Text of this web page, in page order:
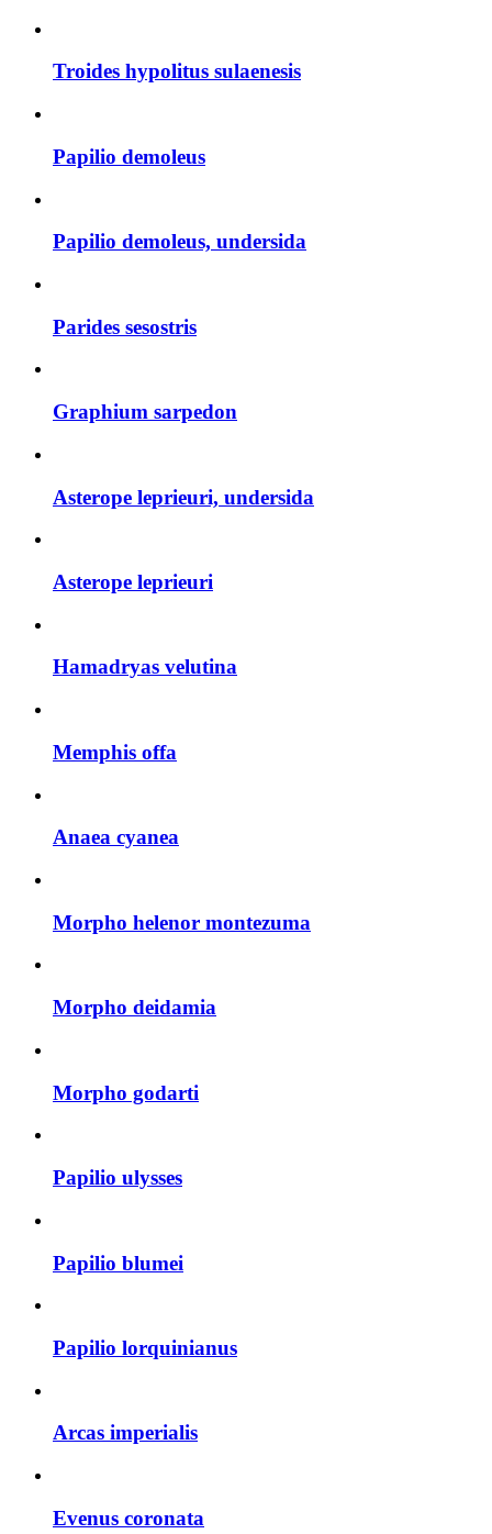
Troides hypolitus sulaenesis
Papilio demoleus
Papilio demoleus, undersida
Parides sesostris
Graphium sarpedon
Asterope leprieuri, undersida
Asterope leprieuri
Hamadryas velutina
Memphis offa
Anaea cyanea
Morpho helenor montezuma
Morpho deidamia
Morpho godarti
Papilio ulysses
Papilio blumei
Papilio lorquinianus
Arcas imperialis
Evenus coronata